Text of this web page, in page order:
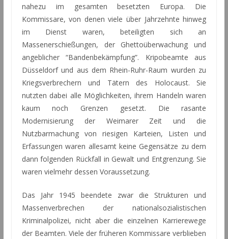
nahezu im gesamten besetzten Europa. Die
Kommissare, von denen viele über Jahrzehnte hinweg
im Dienst waren, beteiligten sich an
Massenerschießungen, der Ghettoüberwachung und
angeblicher “Bandenbekämpfung”. Kripobeamte aus
Düsseldorf und aus dem Rhein-Ruhr-Raum wurden zu
Kriegsverbrechern und Tätern des Holocaust. Sie
nutzten dabei alle Möglichkeiten, ihrem Handeln waren
kaum noch Grenzen gesetzt. Die rasante
Modernisierung der Weimarer Zeit und die
Nutzbarmachung von riesigen Karteien, Listen und
Erfassungen waren allesamt keine Gegensätze zu dem
dann folgenden Rückfall in Gewalt und Entgrenzung. Sie
waren vielmehr dessen Voraussetzung.
Das Jahr 1945 beendete zwar die Strukturen und
Massenverbrechen der nationalsozialistischen
Kriminalpolizei, nicht aber die einzelnen Karrierewege
der Beamten. Viele der früheren Kommissare verblieben